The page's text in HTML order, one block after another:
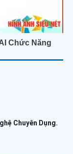
Chức Năng
Chuyên Dụng.